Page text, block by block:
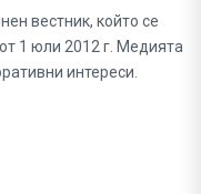
вестник, който се
1 юли 2012 г. Медията
интереси.